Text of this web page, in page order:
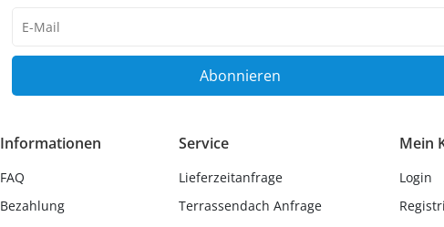
Honig
Abonnieren
Informationen
FAQ
Bezahlung
Service
Lieferzeitanfrage
Terrassendach Anfrage
Mein
Login